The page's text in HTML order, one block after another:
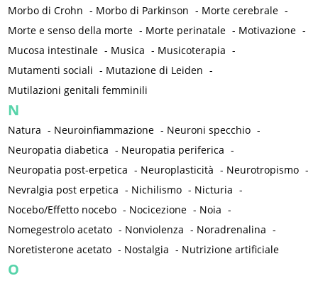
Morbo di Crohn - Morbo di Parkinson - Morte cerebrale -
Morte e senso della morte - Morte perinatale - Motivazione -
Mucosa intestinale - Musica - Musicoterapia -
Mutamenti sociali - Mutazione di Leiden -
Mutilazioni genitali femminili
N
Natura - Neuroinfiammazione - Neuroni specchio -
Neuropatia diabetica - Neuropatia periferica -
Neuropatia post-erpetica - Neuroplasticità - Neurotropismo -
Nevralgia post erpetica - Nichilismo - Nicturia -
Nocebo/Effetto nocebo - Nocicezione - Noia -
Nomegestrolo acetato - Nonviolenza - Noradrenalina -
Noretisterone acetato - Nostalgia - Nutrizione artificiale
O